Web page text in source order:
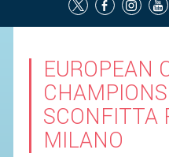
EUROPEAN
SCONFITTA
MILANO